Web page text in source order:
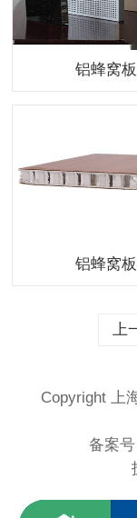
铝蜂窝板
铝蜂窝板
上
Copyright 上
备案号